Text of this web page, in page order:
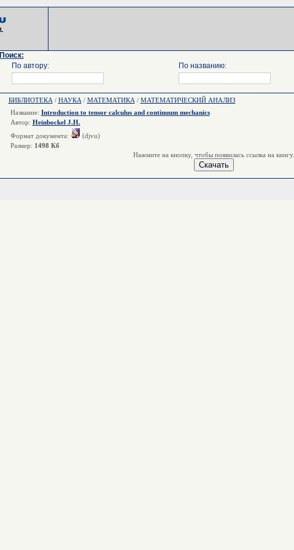
Поиск:
По автору:
По названию:
БИБЛИОТЕКА / НАУКА / МАТЕМАТИКА / МАТЕМАТИЧЕСКИЙ АНАЛИЗ
Название: Introduction to tensor calculus and continuum mechanics
Автор: Heinbockel J.H.
Формат документа:
(djvu)
Размер: 1498 Кб
Нажмите на кнопку, чтобы появилась ссылка на книгу.